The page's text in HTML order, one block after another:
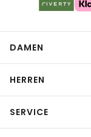
DAMEN
HERREN
SERVICE